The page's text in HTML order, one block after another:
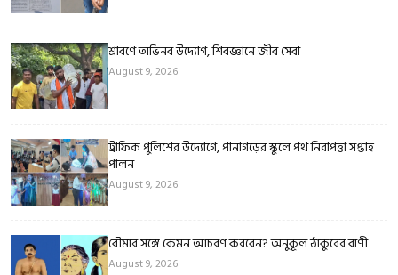
শ্রাবণে অভিনব উদ্যোগ, শিবজ্ঞানে জীব সেবা
August 9, 2026
ট্রাফিক পুলিশের উদ্যোগে, পানাগড়ের স্কুলে পথ নিরাপত্তা সপ্তাহ
পালন
August 9, 2026
বৌমার সঙ্গে কেমন আচরণ করবেন? অনুকূল ঠাকুরের বাণী
August 9, 2026